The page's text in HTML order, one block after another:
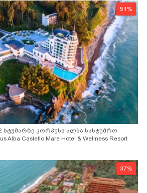
51%
სტუმარზე კორპუსი ალბა სასტუმრო
Alba Castello Mare Hotel & Wellness Resort
37%